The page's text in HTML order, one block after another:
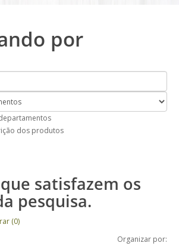
por
dos produtos
satisfazem os
pesquisa.
(0)
Organizar por: